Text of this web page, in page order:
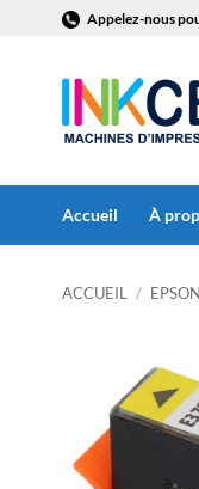
contenu
Appelez-nous
Accueil À
ACCUEIL / EPSON